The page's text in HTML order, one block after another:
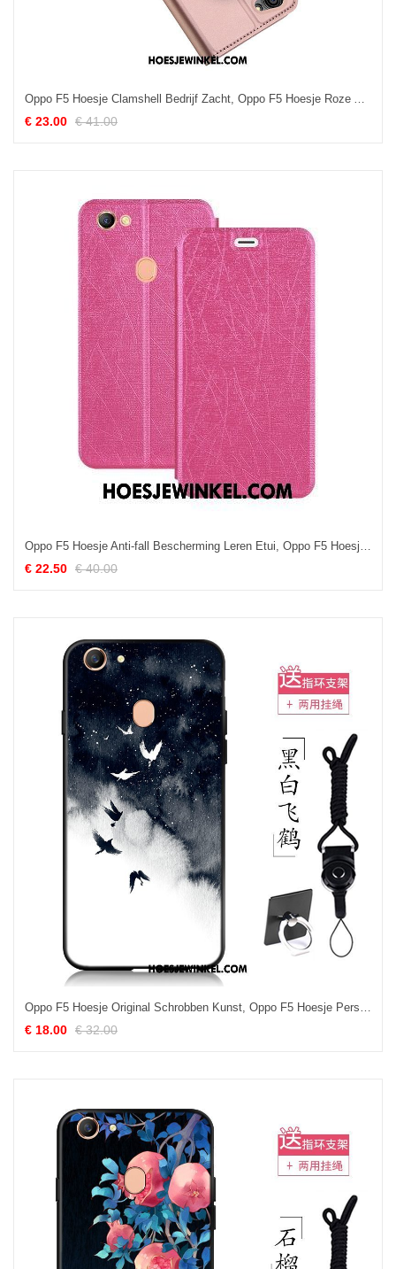
€ 23.00 € 41.00
€ 22.50 € 40.00
€ 18.00 € 32.00